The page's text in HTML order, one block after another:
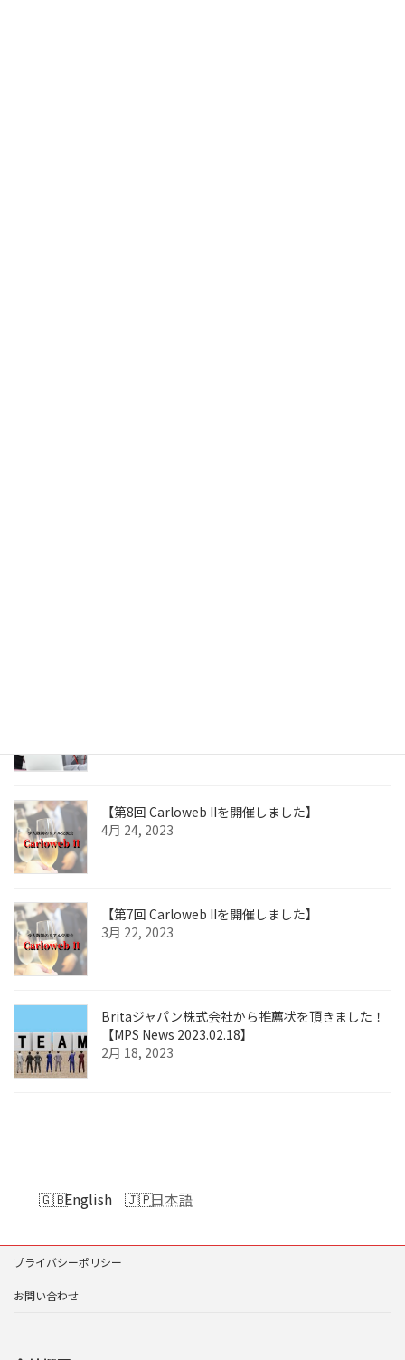
【第8回 Carloweb IIを開催しました】
4月 24, 2023
【第7回 Carloweb IIを開催しました】
3月 22, 2023
Britaジャパン株式会社から推薦状を頂きました！
【MPS News 2023.02.18】
2月 18, 2023
English 日本語
プライバシーポリシー
お問い合わせ